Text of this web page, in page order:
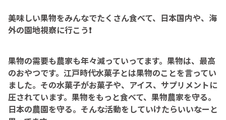
美味しい果物をみんなでたくさん食べて、日本国内や、海
外の園地視察に行こう❗️
果物の需要も農家も年々減っていってます。果物は、最高
のおやつです。江戸時代水菓子とは果物のことを言ってい
ました。その水菓子がお菓子や、アイス、サプリメントに
圧されています。果物をもっと食べて、果物農家を守る。
日本の農園を守る。そんな活動をしていけたらいいなーと